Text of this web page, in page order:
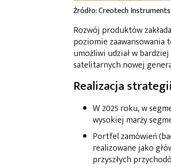
Źródło: Creotech Instruments
Rozwój produktów
poziomie
umożliwi udział w
satelitarnych nowej
Realizacja
W 2025 roku, w
wysokiej marży
Portfel zamówień
realizowane jako
przyszłych